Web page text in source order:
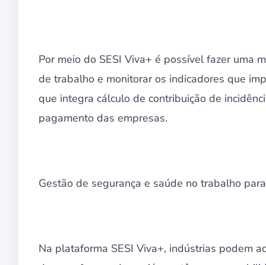
Por meio do SESI Viva+ é possível fazer uma
de trabalho e monitorar os indicadores que
que integra cálculo de contribuição de
pagamento das empresas.
Gestão de segurança e saúde no trabalho
Na plataforma SESI Viva+, indústrias podem